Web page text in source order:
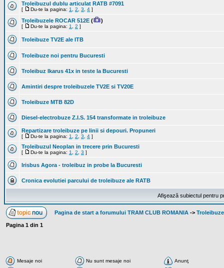
Troleibuzul dublu articulat RATB #7091
[ Du-te la pagina: 1 2 3 4 ]
Troleibuzele ROCAR 512E ( )
[ Du-te la pagina: 1 2 ]
Troleibuze TV2E ale ITB
Troleibuze noi pentru Bucuresti
Troleibuz Ikarus 41x in teste la Bucuresti
Amintiri despre troleibuzele TV2E si TV20E
Troleibuze MTB 82D
Diesel-electrobuze Z.I.S. 154 transformate in troleibuze
Repartizare troleibuze pe linii si depouri. Propuneri
[ Du-te la pagina: 1 2 3 4 ]
Troleibuzul Neoplan in trecere prin Bucuresti
[ Du-te la pagina: 1 2 3 ]
Irisbus Agora - troleibuz in probe la Bucuresti
Cronica evolutiei parcului de troleibuze ale RATB
Afişează subiectul pentru
Pagina de start a forumului TRAM CLUB ROMANIA ->
Pagina 1 din 1
Mesaje noi Nu sunt mesaje noi
Anunţ